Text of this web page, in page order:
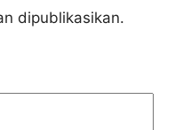
dipublikasikan.